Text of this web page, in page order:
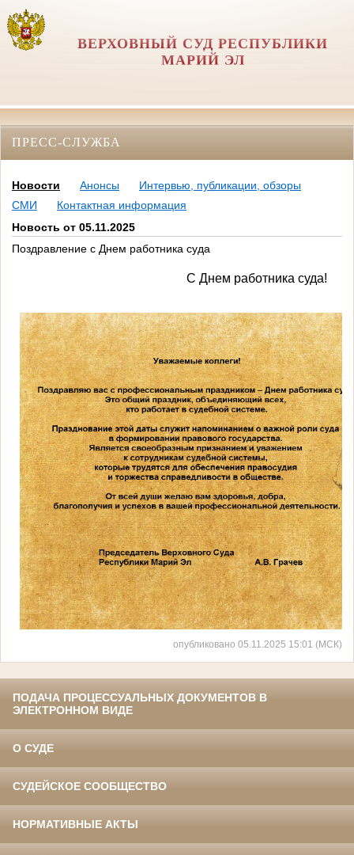
ВЕРХОВНЫЙ СУД РЕСПУБЛИКИ
МАРИЙ ЭЛ
ПРЕСС-СЛУЖБА
Новости Анонсы
Интервью, публикации, обзоры
СМИ
Контактная информация
Новость от 05.11.2025
Поздравление с Днем работника суда
С Днем работника суда!
опубликовано 05.11.2025 15:01 (МСК)
ПОДАЧА ПРОЦЕССУАЛЬНЫХ ДОКУМЕНТОВ В
ЭЛЕКТРОННОМ ВИДЕ
О СУДЕ
СУДЕЙСКОЕ СООБЩЕСТВО
НОРМАТИВНЫЕ АКТЫ